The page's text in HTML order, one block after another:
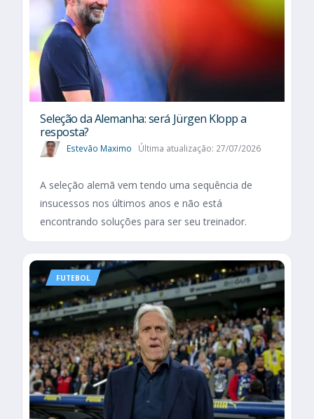
Seleção da Alemanha: será Jürgen Klopp a
resposta?
Estevão Maximo Última atualização: 27/07/2026
A seleção alemã vem tendo uma sequência de
insucessos nos últimos anos e não está
encontrando soluções para ser seu treinador.
FUTEBOL